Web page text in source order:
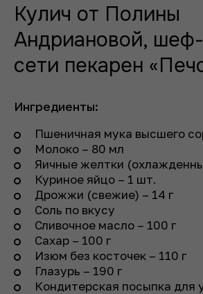
Кулич от Полины
Андриановой,
сети пекарен
Ингредиенты:
Пшеничная мука высшего
Молоко – 80 мл
Яичные желтки
Куриное яйцо – 1 шт.
Дрожжи (свежие) – 14 г
Соль по вкусу
Сливочное масло – 100 г
Сахар – 100 г
Изюм без косточек – 110 г
Глазурь – 190 г
Кондитерская посыпка для